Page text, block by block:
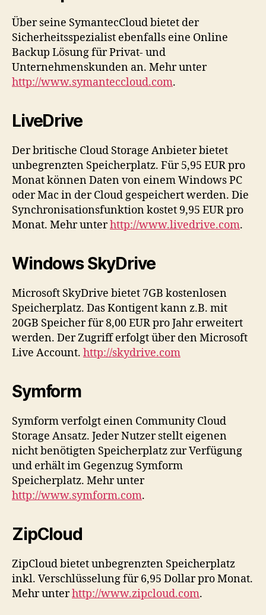
Über seine SymantecCloud bietet der
Sicherheitsspezialist ebenfalls eine Online
Backup Lösung für Privat- und
Unternehmenskunden an. Mehr unter
http://www.symanteccloud.com.
LiveDrive
Der britische Cloud Storage Anbieter bietet
unbegrenzten Speicherplatz. Für 5,95 EUR pro
Monat können Daten von einem Windows PC
oder Mac in der Cloud gespeichert werden. Die
Synchronisationsfunktion kostet 9,95 EUR pro
Monat. Mehr unterhttp://www.livedrive.com.
Windows SkyDrive
Microsoft SkyDrive bietet 7GB kostenlosen
Speicherplatz. Das Kontigent kann z.B. mit
20GB Speicher für 8,00 EUR pro Jahr erweitert
werden. Der Zugriff erfolgt über den Microsoft
Live Account. http://skydrive.com
Symform
Symform verfolgt einen Community Cloud
Storage Ansatz. Jeder Nutzer stellt eigenen
nicht benötigten Speicherplatz zur Verfügung
und erhält im Gegenzug Symform
Speicherplatz. Mehr unter
http://www.symform.com.
ZipCloud
ZipCloud bietet unbegrenzten Speicherplatz
inkl. Verschlüsselung für 6,95 Dollar pro Monat.
Mehr unterhttp://www.zipcloud.com.